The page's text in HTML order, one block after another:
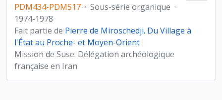
PDM434-PDM517 · Sous-série organique ·
1974-1978
Fait partie de Pierre de Miroschedji. Du Village à
l'État au Proche- et Moyen-Orient
Mission de Suse. Délégation archéologique
française en Iran